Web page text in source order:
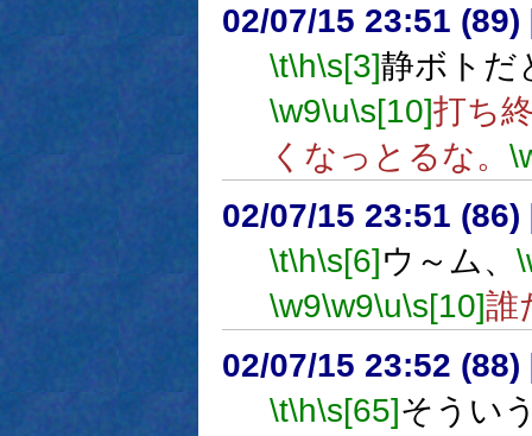
02/07/15 23:51 (89)
\t\h\s[3]静ボトだ
\w9\u\s[10]打ち
くなっとるな。
02/07/15 23:51 (86)
\t\h\s[6]ウ～ム、
\w9\w9\u\s[10]誰
02/07/15 23:52 (88)
\t\h\s[65]そうい